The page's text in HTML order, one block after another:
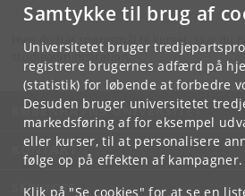
Samtykke til brug af
Universitetet bruger
registrere brugernes adfærd på
(statistik) for løbende at forbedre
Desuden bruger universitetet
markedsføring af for eksempel
eller kurser, til at personalisere
følge op på effekten af kampagner.
Klik på "Se cookies" for at se en
Hvis du har spørgsmål til kurset, skal du
studieadministration.
KØBENHAVNS UNIVERSITET
KONTAKT
SERVICES